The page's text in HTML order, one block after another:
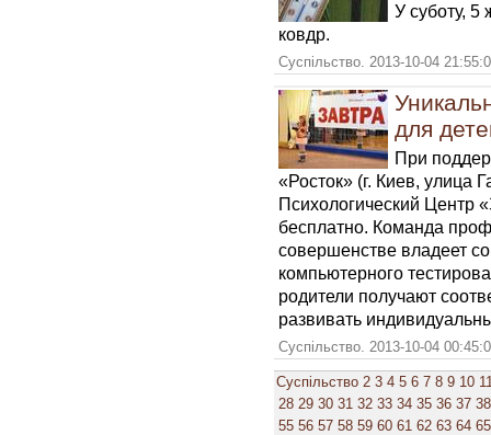
У суботу,
ковдр.
Суспільство. 2013-10-04
для
При
«Росток» (г. Киев, улица
Психологический Центр
бесплатно. Команда
совершенстве владеет
компьютерного
родители получают
развивать
Суспільство. 2013-10-04
Суспільство 2 3 4 5 6 7 8 9 10
28 29 30 31 32 33 34 35 36 37 38
55 56 57 58 59 60 61 62 63 64 65